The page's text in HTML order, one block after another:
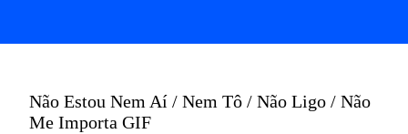
Não Estou Nem Aí / Nem Tô / Não Ligo / Não
Me Importa GIF